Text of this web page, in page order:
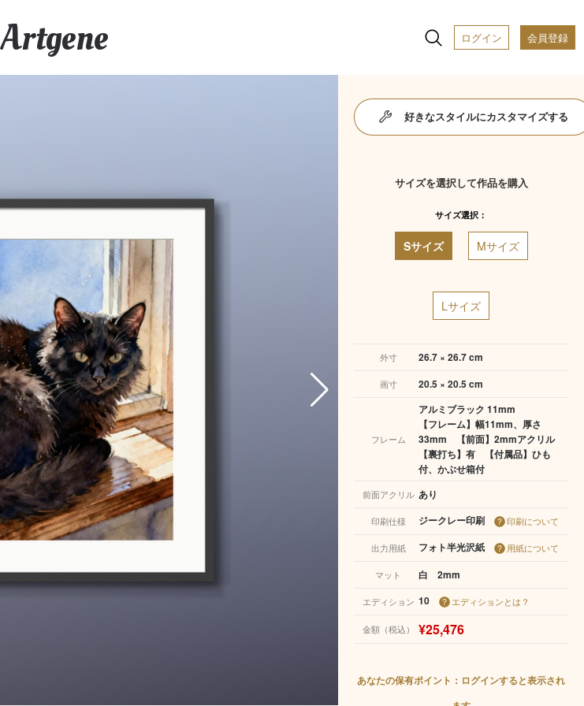
Artgene ログイン 会員登録
好きなスタイルにカスタマイズする
サイズを選択して作品を購入
サイズ選択：
Sサイズ Mサイズ
Lサイズ
外寸 26.7 × 26.7 cm
画寸 20.5 × 20.5 cm
フレーム
アルミブラック 11mm
【フレーム】幅11mm、厚さ
33mm 【前面】2mmアクリル
【裏打ち】有 【付属品】ひも
付、かぶせ箱付
前面アクリル あり
印刷仕様 ジークレー印刷 印刷について
出力用紙 フォト半光沢紙 用紙について
マット 白 2mm
エディション 10 エディションとは？
金額（税込） ¥25,476
あなたの保有ポイント：ログインすると表示され